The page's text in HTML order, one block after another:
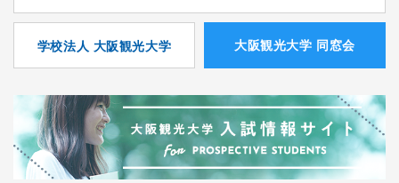
学校法人 大阪観光大学 ⼤阪観光⼤学 同窓会